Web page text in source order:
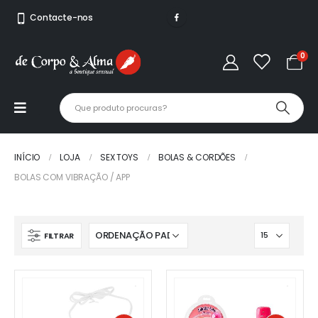
Contacte-nos
0
INÍCIO LOJA SEX TOYS
BOLAS & CORDÕES
BOLAS COM VIBRAÇÃO / APP
FILTRAR